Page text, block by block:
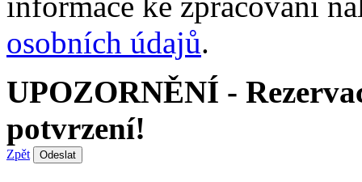
osobních údajů.
UPOZORNĚNÍ -
potvrzení!
Zpět Odeslat